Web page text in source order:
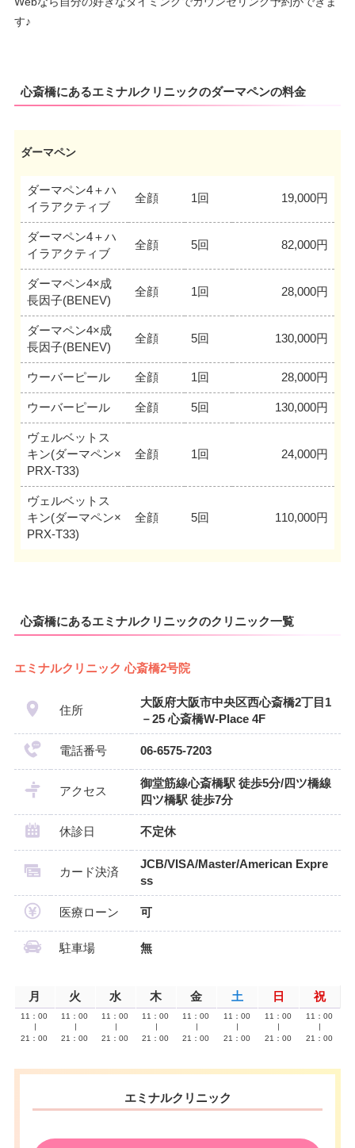
す♪
心斎橋にあるエミナルクリニックのダーマペンの料金
ダーマペン
ダーマペン4＋ハ
イラアクティブ
全顔 1回 19,000円
ダーマペン4＋ハ
イラアクティブ
全顔 5回 82,000円
ダーマペン4×成
長因子(BENEV)
全顔 1回 28,000円
ダーマペン4×成
長因子(BENEV)
全顔 5回 130,000円
ウーバーピール 全顔 1回 28,000円
ウーバーピール 全顔 5回 130,000円
ヴェルベットス
キン(ダーマペン×
PRX-T33)
全顔 1回 24,000円
ヴェルベットス
キン(ダーマペン×
PRX-T33)
全顔 5回 110,000円
心斎橋にあるエミナルクリニックのクリニック一覧
エミナルクリニック 心斎橋2号院
住所
大阪府大阪市中央区西心斎橋2丁目1
－25 心斎橋W-Place 4F
電話番号 06-6575-7203
アクセス
御堂筋線心斎橋駅 徒歩5分/四ツ橋線
四ツ橋駅 徒歩7分
休診日 不定休
カード決済
JCB/VISA/Master/American Expre
ss
医療ローン 可
駐車場 無
月 火 水 木 金 土 日 祝
11：00
21：00
11：00
21：00
11：00
21：00
11：00
21：00
11：00
21：00
11：00
21：00
11：00
21：00
11：00
21：00
エミナルクリニック